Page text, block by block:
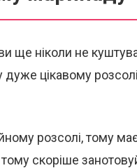
ще ніколи не
цікавому
розсолі, тому
тому скоріше